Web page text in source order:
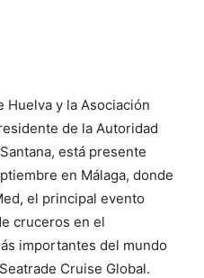
Huelva y la Asociación
de la Autoridad
está presente
en Málaga, donde
el principal evento
cruceros en el
importantes del mundo
Cruise Global.